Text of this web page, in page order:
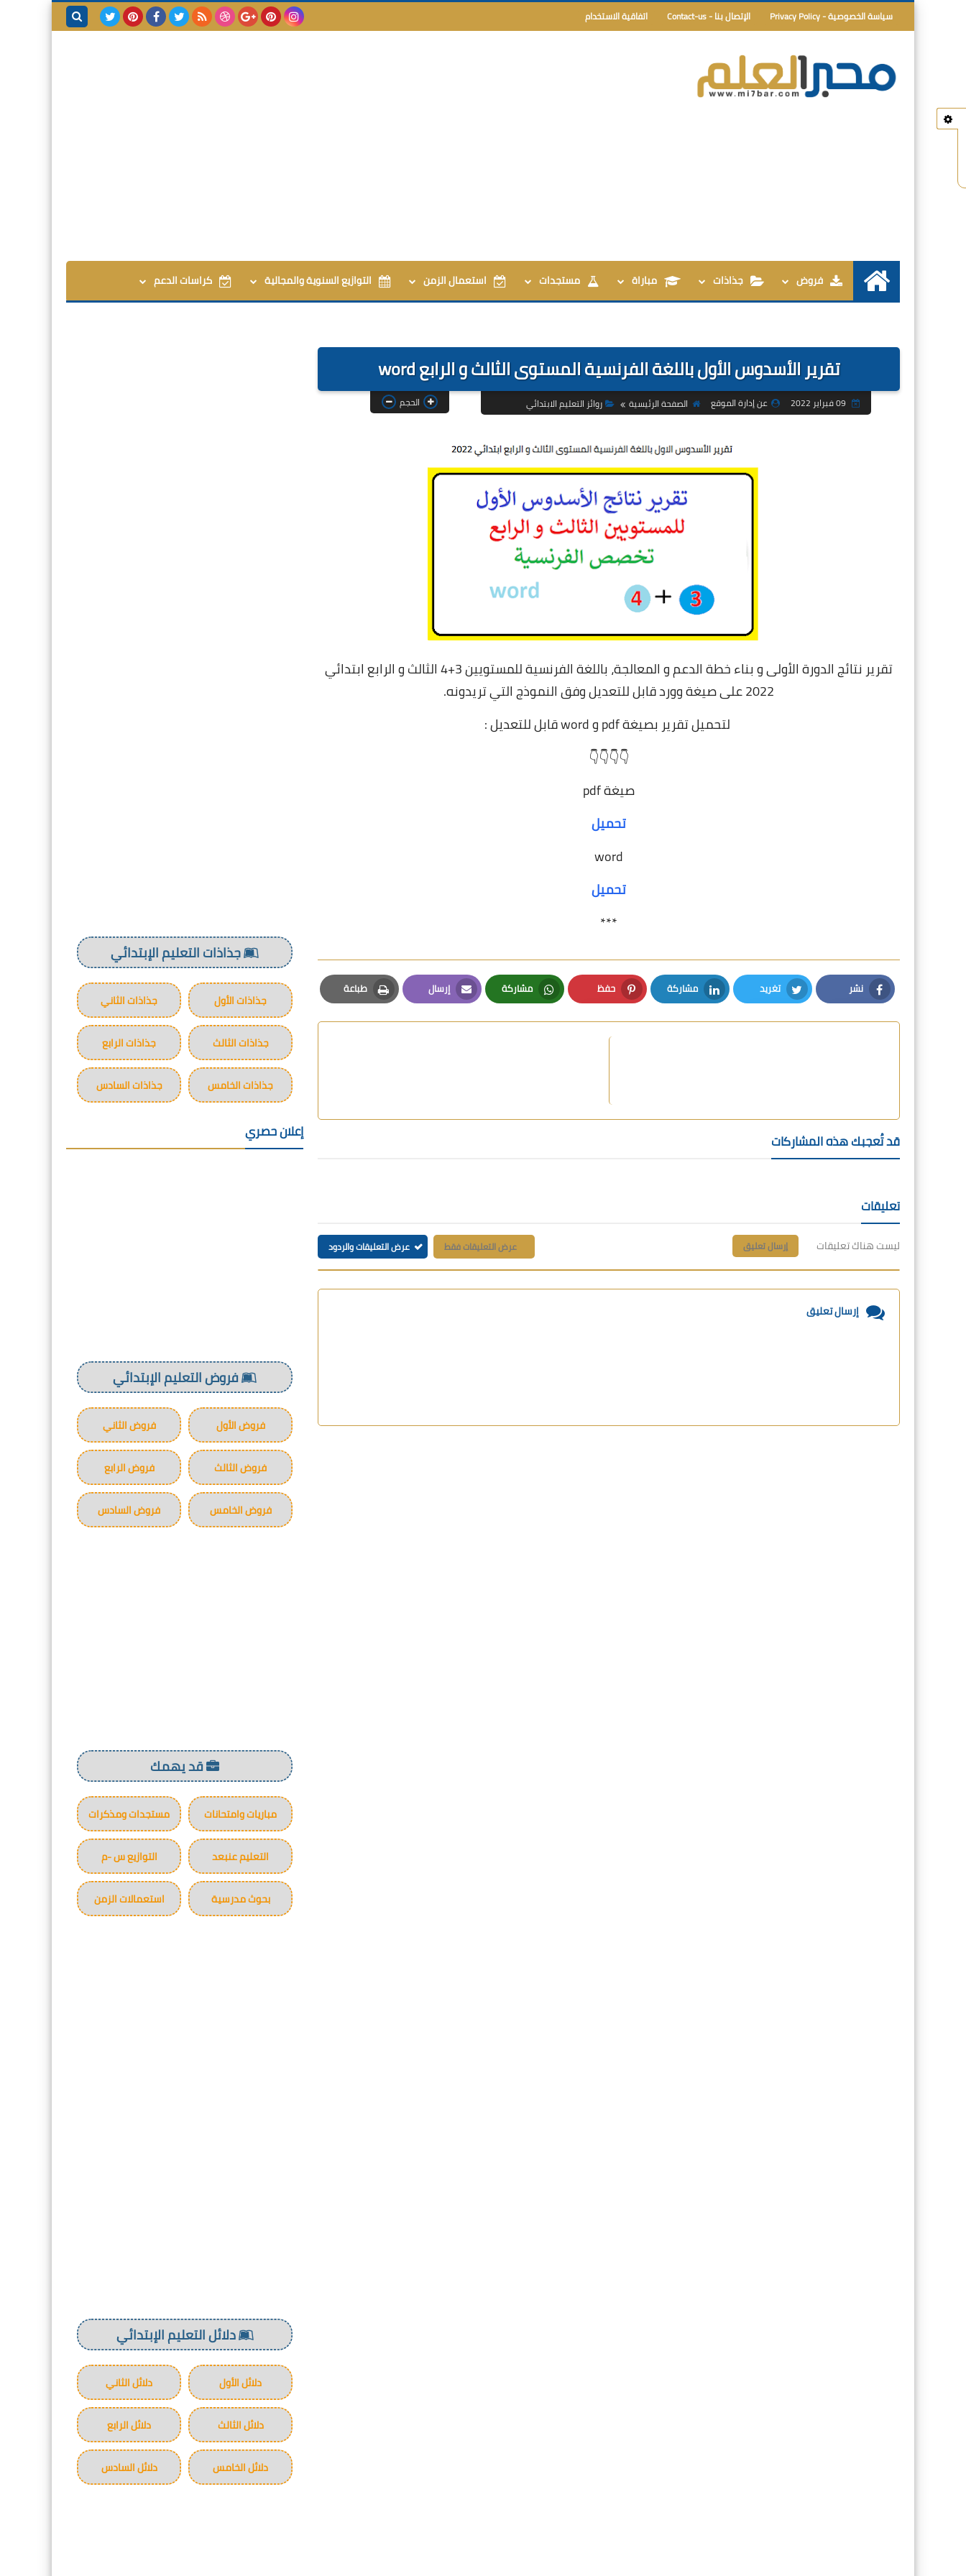
سياسة الخصوصية - Privacy Policy الإتصال بنا - Contact-us اتفاقية الاستخدام
الرئيسيةفروض جذاذات مباراة مستجدات استعمال الزمن التوازيع السنوية والمجالية كراسات الدعم
تقرير الأسدوس الأول باللغة الفرنسية المستوى الثالث و الرابع word
عن إدارة الموقع الصفحة الرئيسية روائز التعليم الابتدائي الحجم
تقرير نتائج الدورة الأولى و بناء خطة الدعم و المعالجة، باللغة الفرنسية للمستويين 3+4 الثالث و الرابع ابتدائي
2022 على صيغة وورد قابل للتعديل وفق النموذج التي تريدونه.
لتحميل تقرير بصيغة pdf و word قابل للتعديل :
👇👇👇👇
صيغة pdf
تحميل
word
تحميل
***
نشر
Facebook
تغريد
Twitter
مشاركة
LinkedIn
حفظ
Pinterest
مشاركة
Whatsapp
إرسال
Email
طباعة
Print
قد تُعجبك هذه المشاركات
تعليقات
ليست هناك تعليقات إرسال تعليق عرض التعليقات فقط عرض التعليقات والردود
إرسال تعليق
جذاذات التعليم الإبتدائي
جذاذات الأول جذاذات الثاني
جذاذات الثالث جذاذات الرابع
جذاذات الخامس جذاذات السادس
إعلان حصري
فروض التعليم الإبتدائي
فروض الأول فروض الثاني
فروض الثالث فروض الرابع
فروض الخامس فروض السادس
قد يهمك
مباريات وامتحانات مستجدات ومذكرات
التعليم عنبعد التوازيع س -م
بحوث مدرسية استعمالات الزمن
دلائل التعليم الإبتدائي
دلائل الأول دلائل الثاني
دلائل الثالث دلائل الرابع
دلائل الخامس دلائل السادس